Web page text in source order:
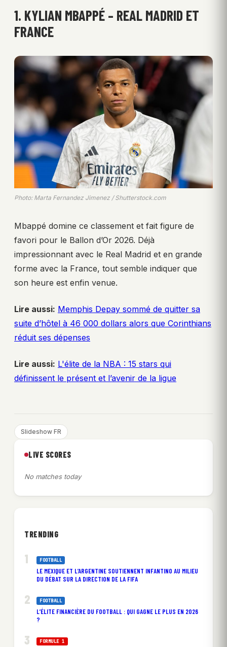
1. KYLIAN MBAPPÉ – REAL MADRID ET
FRANCE
Photo: Marta Fernandez Jimenez / Shutterstock.com
Mbappé domine ce classement et fait figure de
favori pour le Ballon d’Or 2026. Déjà
impressionnant avec le Real Madrid et en grande
forme avec la France, tout semble indiquer que
son heure est enfin venue.
Lire aussi: Memphis Depay sommé de quitter sa
suite d’hôtel à 46 000 dollars alors que Corinthians
réduit ses dépenses
Lire aussi: L'élite de la NBA : 15 stars qui
définissent le présent et l’avenir de la ligue
Slideshow FR
LIVE SCORES
No matches today
TRENDING
FOOTBALL
LE MEXIQUE ET L’ARGENTINE SOUTIENNENT INFANTINO AU MILIEU
DU DÉBAT SUR LA DIRECTION DE LA FIFA
FOOTBALL
L’ÉLITE FINANCIÈRE DU FOOTBALL : QUI GAGNE LE PLUS EN 2026
?
FORMULE 1